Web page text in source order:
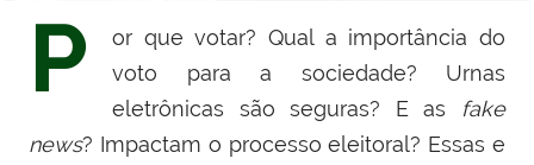
P
or que votar? Qual a importância do
voto para a sociedade? Urnas
eletrônicas são seguras? E as fake
news? Impactam o processo eleitoral? Essas e